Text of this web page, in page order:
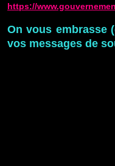
https://
On vous embrasse
vos messages de